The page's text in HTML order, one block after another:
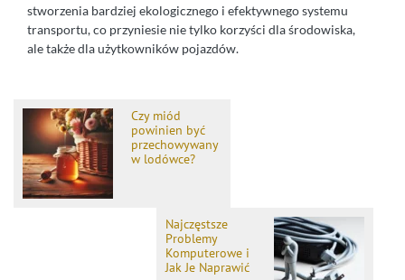
stworzenia bardziej ekologicznego i efektywnego systemu
transportu, co przyniesie nie tylko korzyści dla środowiska,
ale także dla użytkowników pojazdów.
Czy miód
powinien być
przechowywany
w lodówce?
Najczęstsze
Problemy
Komputerowe i
Jak Je Naprawić